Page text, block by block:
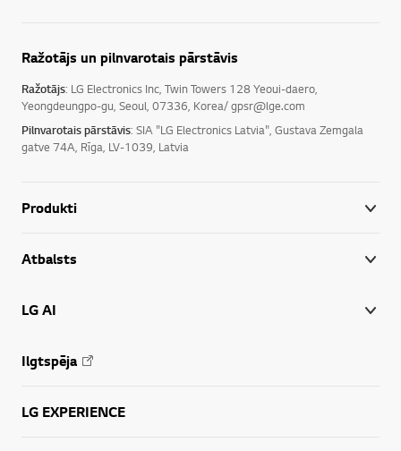
Ražotājs un pilnvarotais pārstāvis
Ražotājs: LG Electronics Inc, Twin Towers 128 Yeoui-daero,
Yeongdeungpo-gu, Seoul, 07336, Korea/ gpsr@lge.com
Pilnvarotais pārstāvis: SIA "LG Electronics Latvia", Gustava Zemgala
gatve 74A, Rīga, LV-1039, Latvia
Produkti
Atbalsts
LG AI
Ilgtspēja
LG EXPERIENCE